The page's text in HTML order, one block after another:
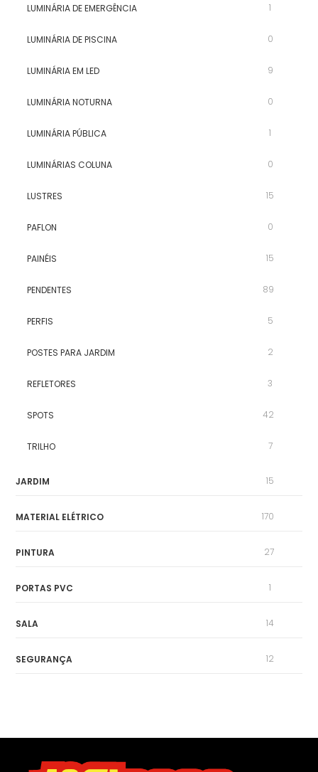
LUMINÁRIA DE EMERGÊNCIA 1
LUMINÁRIA DE PISCINA 0
LUMINÁRIA EM LED 9
LUMINÁRIA NOTURNA 0
LUMINÁRIA PÚBLICA 1
LUMINÁRIAS COLUNA 0
LUSTRES 15
PAFLON 0
PAINÉIS 15
PENDENTES 89
PERFIS 5
POSTES PARA JARDIM 2
REFLETORES 3
SPOTS 42
TRILHO 7
JARDIM 15
MATERIAL ELÉTRICO 170
PINTURA 27
PORTAS PVC 1
SALA 14
SEGURANÇA 12